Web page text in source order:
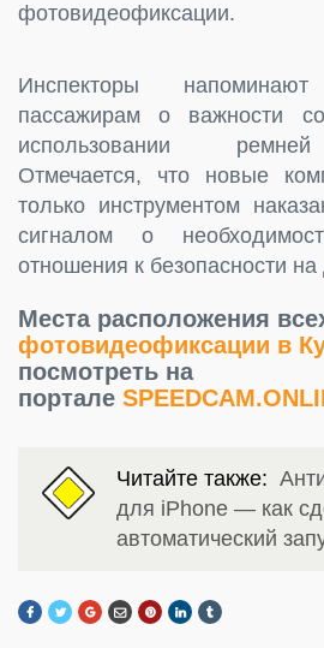
фотовидеофиксации.
Инспекторы
пассажирам о важности
использовании
Отмечается, что новые
только инструментом
сигналом о
отношения к безопасности на
Места расположения
фотовидеофиксации в
посмотреть на
портале
Читайте также:
для iPhone — как
автоматический